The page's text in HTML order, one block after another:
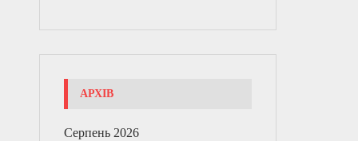
АРХІВ
Серпень 2026